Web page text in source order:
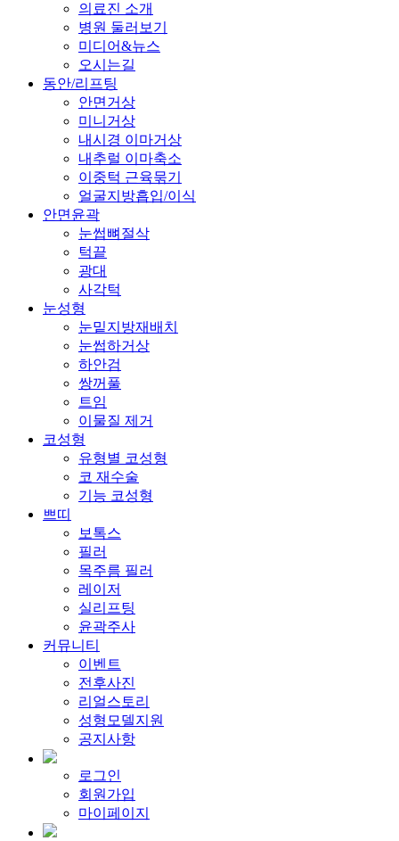
의료진 소개
병원 둘러보기
미디어&뉴스
오시는길
동안/리프팅
안면거상
미니거상
내시경 이마거상
내추럴 이마축소
이중턱 근육묶기
얼굴지방흡입/이식
안면윤곽
눈썹뼈절삭
턱끝
광대
사각턱
눈성형
눈밑지방재배치
눈썹하거상
하안검
쌍꺼풀
트임
이물질 제거
코성형
유형별 코성형
코 재수술
기능 코성형
쁘띠
보톡스
필러
목주름 필러
레이저
실리프팅
윤곽주사
커뮤니티
이벤트
전후사진
리얼스토리
성형모델지원
공지사항
로그인
회원가입
마이페이지